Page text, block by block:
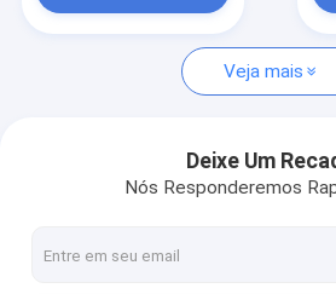
Solicite um orçamento
Sistema de alarme esperto do
Perseguidor de GPS da motocicleta
Veja mais
Deixe Um
Nós Responderemos